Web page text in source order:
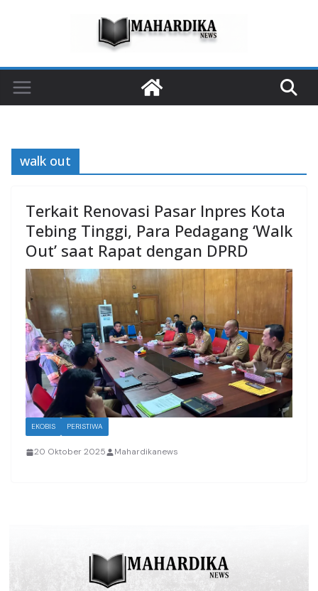
walk out
Terkait Renovasi Pasar Inpres Kota
Tebing Tinggi, Para Pedagang ‘Walk
Out’ saat Rapat dengan DPRD
EKOBIS PERISTIWA
20 Oktober 2025 Mahardikanews